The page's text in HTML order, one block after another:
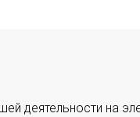
деятельности на